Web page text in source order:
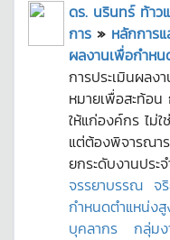
ดร. นรินทร์ ท้าว
การ » หลักการแ
ผลงานเพื่อกำห
การประเมินผลง
หมายเพื่อสะท้อ
ให้แก่องค์กร ไม่
แต่ต้องพิจารณา
ยกระดับงานประจ
จรรยาบรรณ จ
กำหนดตำแหน่ง
บุคลากร
กลุ่มง